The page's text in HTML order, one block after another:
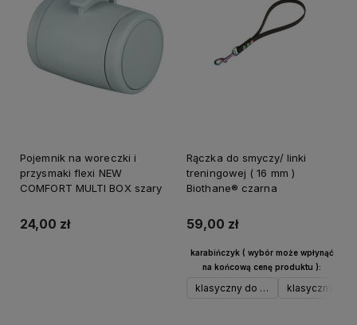
Pojemnik na woreczki i
przysmaki flexi NEW
COMFORT MULTI BOX szary
24,00 zł
Rączka do smyczy/ linki
treningowej ( 16 mm )
Biothane® czarna
59,00 zł
karabińczyk ( wybór może wpłynąć
na końcową cenę produktu ):
klasyczny do 17 kg srebrny
klasyczny do